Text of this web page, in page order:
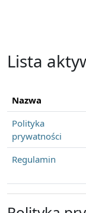
Lista
Nazwa
Polityka
prywatności
Regulamin